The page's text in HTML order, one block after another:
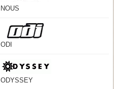
NOUS
ODI
ODYSSEY